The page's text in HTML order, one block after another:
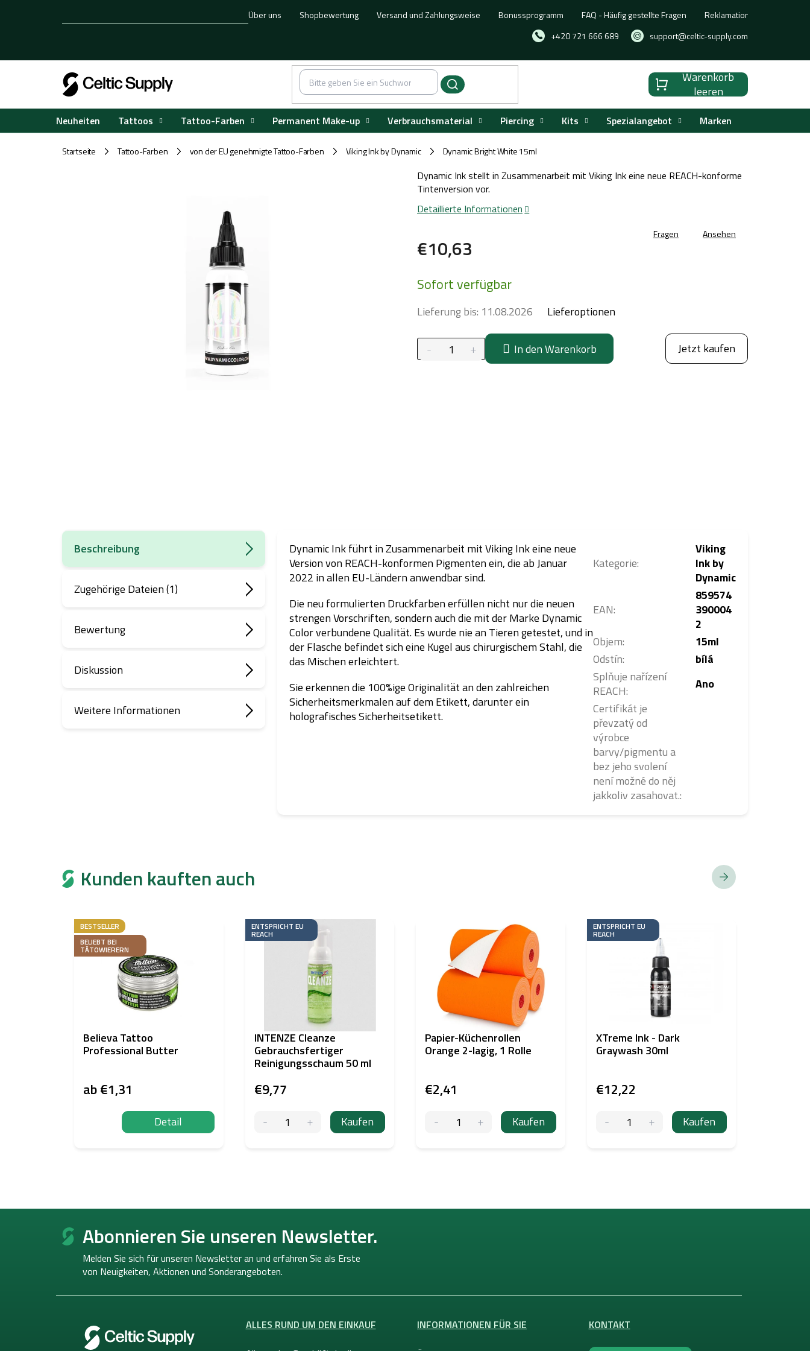
+420 721 666 689 support@celtic-supply.com
Über uns Shopbewertung Versand und Zahlungsweise Bonussprogramm FAQ - Häufig gestellte Fragen Reklamation, Umtausch
Warenkorb
Warenkorb
leeren
Neuheiten Tattoos Tattoo-Farben Permanent Make-up Verbrauchsmaterial Piercing Kits Spezialangebot Marken
Startseite / Tattoo-Farben / von der EU genehmigte Tattoo-Farben / Viking Ink by Dynamic / Dynamic Bright White 15ml
€10,63
Sofort verfügbar
Lieferung bis: 11.08.2026 Lieferoptionen
In den Warenkorb Jetzt kaufen
Dynamic Ink stellt in Zusammenarbeit mit Viking Ink eine neue REACH-konforme
Tintenversion vor.
Detaillierte Informationen
Fragen Ansehen
Beschreibung
Zugehörige Dateien (1)
Bewertung
Diskussion
Weitere Informationen
Dynamic Ink führt in Zusammenarbeit mit Viking Ink eine neue
Version von REACH-konformen Pigmenten ein, die ab Januar
2022 in allen EU-Ländern anwendbar sind.
Die neu formulierten Druckfarben erfüllen nicht nur die neuen
strengen Vorschriften, sondern auch die mit der Marke Dynamic
Color verbundene Qualität. Es wurde nie an Tieren getestet, und in
der Flasche befindet sich eine Kugel aus chirurgischem Stahl, die
das Mischen erleichtert.
Sie erkennen die 100%ige Originalität an den zahlreichen
Sicherheitsmerkmalen auf dem Etikett, darunter ein
holografisches Sicherheitsetikett.
Kategorie:
Viking
Ink by
Dynamic
EAN:
859574
390004
2
Objem:
15ml
Odstín:
bílá
Splňuje nařízení
REACH:
Ano
Certifikát je
převzatý od
výrobce
barvy/pigmentu a
bez jeho svolení
není možné do něj
jakkoliv zasahovat.:
Kunden kauften auch
BESTSELLER
BELIEBT BEI
TÄTOWIERERN
Believa Tattoo
Professional Butter
ab€1,31
Detail
ENTSPRICHT EU
REACH
INTENZE Cleanze
Gebrauchsfertiger
Reinigungsschaum 50 ml
€9,77
Kaufen
Papier-Küchenrollen
Orange 2-lagig, 1 Rolle
€2,41
Kaufen
ENTSPRICHT EU
REACH
XTreme Ink - Dark
Graywash 30ml
€12,22
Kaufen
F
Abonnieren Sie unseren Newsletter.
Melden Sie sich für unseren Newsletter an und erfahren Sie als Erste
von Neuigkeiten, Aktionen und Sonderangeboten.
ALLES RUND UM DEN EINKAUF
INFORMATIONEN FÜR SIE KONTAKT